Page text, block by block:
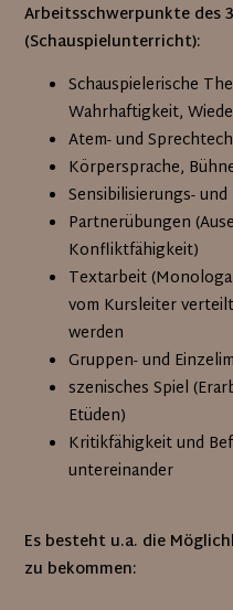
Arbeitsschwerpunkte des
(Schauspielunterricht):
Schauspielerische
Wahrhaftigkeit,
Atem- und
Körpersprache,
Sensibilisierungs-
Partnerübungen
Konfliktfähigkeit)
Textarbeit
vom Kursleiter
werden
Gruppen- und
szenisches Spiel
Etüden)
Kritikfähigkeit und
untereinander
Es besteht u.a. die
zu bekommen: